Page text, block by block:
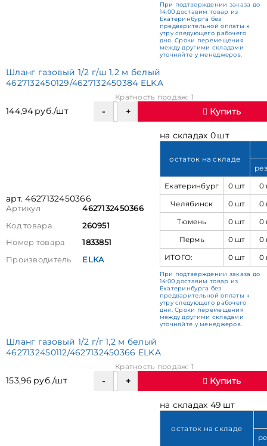
При подтверждении заказа до
14:00 доставим товар из
Екатеринбурга без
предварительной оплаты к
утру следующего рабочего
дня. Сроки перемещения
между другими складами
уточняйте у менеджеров.
Шланг газовый 1/2 г/ш 1,2 м белый
4627132450129/4627132450384 ELKA
144,94 руб./шт
Кратность продаж: 1
Купить
арт. 4627132450366
Артикул
4627132450366
Код товара
260951
Номер товара
1833851
Производитель
ELKA
на складах 0 шт
остаток на складе
Екатеринбург
0 шт
0
Челябинск
0 шт
0
Тюмень
0 шт
0
Пермь
0 шт
0
ИТОГО:
0 шт 0
При подтверждении заказа до
14:00 доставим товар из
Екатеринбурга без
предварительной оплаты к
утру следующего рабочего
дня. Сроки перемещения
между другими складами
уточняйте у менеджеров.
Шланг газовый 1/2 г/г 1,2 м белый
4627132450112/4627132450366 ELKA
153,96 руб./шт
Кратность продаж: 1
Купить
на складах 49 шт
остаток на складе